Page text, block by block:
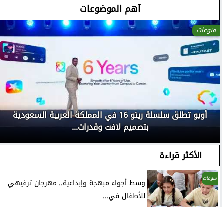
آهم الموضوعات
منوعات
أوبو تطلق سلسلة رينو 16 في المملكة العربية السعودية
بتصميم لافت وقدرات...
الأكثر قراءة
منوعات
وسط أجواء مبهجة وإبداعية.. مهرجان ترفيهي
للأطفال في...